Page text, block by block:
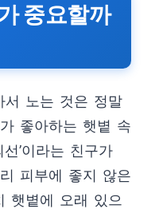
중요할까
서 노는 것은 정말
좋아하는 햇볕 속
’이라는 친구가
피부에 좋지 않은
햇볕에 오래 있으